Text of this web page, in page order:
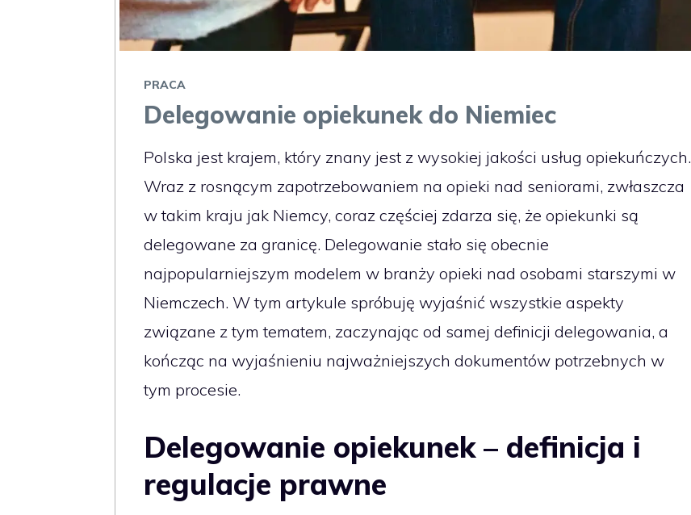
PRACA
Delegowanie opiekunek do Niemiec
Polska jest krajem, który znany jest z wysokiej jakości usług opiekuńczych.
Wraz z rosnącym zapotrzebowaniem na opieki nad seniorami, zwłaszcza
w takim kraju jak Niemcy, coraz częściej zdarza się, że opiekunki są
delegowane za granicę. Delegowanie stało się obecnie
najpopularniejszym modelem w branży opieki nad osobami starszymi w
Niemczech. W tym artykule spróbuję wyjaśnić wszystkie aspekty
związane z tym tematem, zaczynając od samej definicji delegowania, a
kończąc na wyjaśnieniu najważniejszych dokumentów potrzebnych w
tym procesie.
Delegowanie opiekunek – definicja i
regulacje prawne